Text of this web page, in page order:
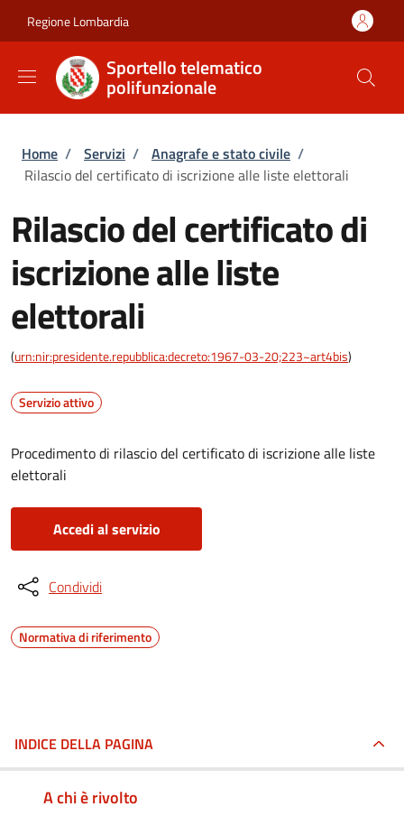
Regione Lombardia
Sportello telematico
polifunzionale
Briciole di pane
Home / Servizi / Anagrafe e stato civile /
Rilascio del certificato di iscrizione alle liste elettorali
Rilascio del certificato di
iscrizione alle liste
elettorali
(urn:nir:presidente.repubblica:decreto:1967-03-20;223~art4bis)
Servizio attivo
Procedimento di rilascio del certificato di iscrizione alle liste
elettorali
Accedi al servizio
Condividi
Normativa di riferimento
INDICE DELLA PAGINA
A chi è rivolto